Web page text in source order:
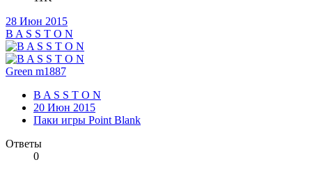
28 Июн 2015
B A S S T O N
Green m1887
B A S S T O N
20 Июн 2015
Паки игры Point Blank
Ответы
0